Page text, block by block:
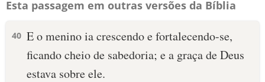
Esta passagem em outras versões da Bíblia
40 E o menino ia crescendo e fortalecendo-se,
ficando cheio de sabedoria; e a graça de Deus
estava sobre ele.